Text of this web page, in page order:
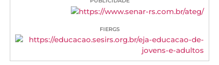
FIERGS